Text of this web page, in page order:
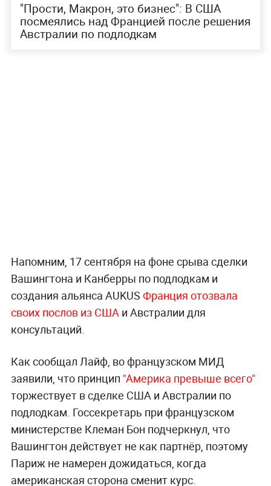
"Прости, Макрон, это бизнес": В США
посмеялись над Францией после решения
Австралии по подлодкам
Напомним, 17 сентября на фоне срыва сделки
Вашингтона и Канберры по подлодкам и
создания альянса AUKUS Франция отозвала
своих послов из СШАи Австралии для
консультаций.
Как сообщал Лайф, во французском МИД
заявили, что принцип "Америка превыше всего"
торжествует в сделке США и Австралии по
подлодкам. Госсекретарь при французском
министерстве Клеман Бон подчеркнул, что
Вашингтон действует не как партнёр, поэтому
Париж не намерен дожидаться, когда
американская сторона сменит курс.